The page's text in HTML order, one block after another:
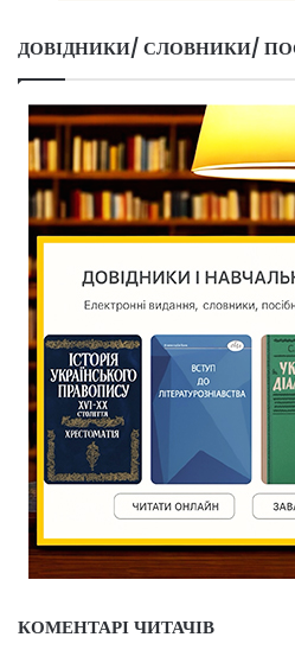
ДОВІДНИКИ/ СЛОВНИКИ/
КОМЕНТАРІ ЧИТАЧІВ